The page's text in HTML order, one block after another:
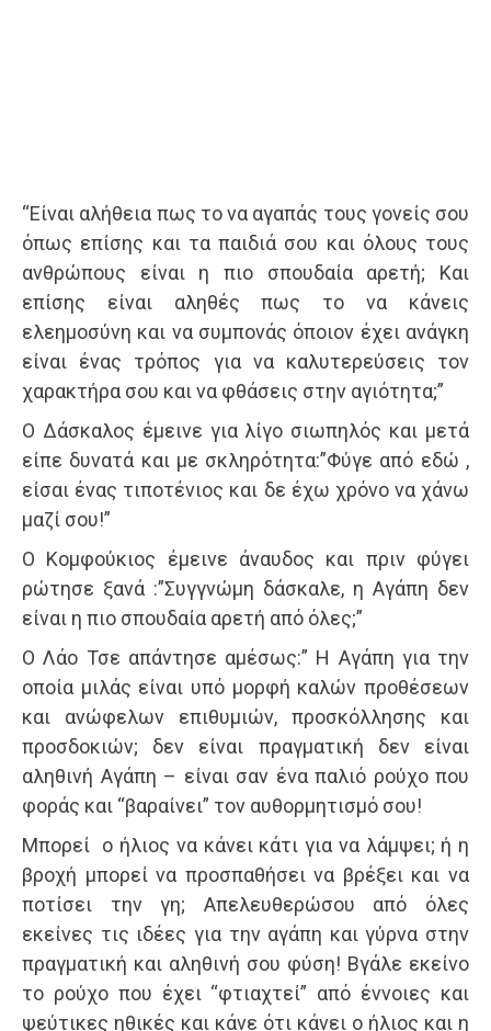
“Είναι αλήθεια πως το να αγαπάς τους γονείς σου
όπως επίσης και τα παιδιά σου και όλους τους
ανθρώπους είναι η πιο σπουδαία αρετή; Και
επίσης είναι αληθές πως το να κάνεις
ελεημοσύνη και να συμπονάς όποιον έχει ανάγκη
είναι ένας τρόπος για να καλυτερεύσεις τον
χαρακτήρα σου και να φθάσεις στην αγιότητα;”
Ο Δάσκαλος έμεινε για λίγο σιωπηλός και μετά
είπε δυνατά και με σκληρότητα:”Φύγε από εδώ ,
είσαι ένας τιποτένιος και δε έχω χρόνο να χάνω
μαζί σου!”
Ο Κομφούκιος έμεινε άναυδος και πριν φύγει
ρώτησε ξανά :”Συγγνώμη δάσκαλε, η Αγάπη δεν
είναι η πιο σπουδαία αρετή από όλες;”
Ο Λάο Τσε απάντησε αμέσως:” Η Αγάπη για την
οποία μιλάς είναι υπό μορφή καλών προθέσεων
και ανώφελων επιθυμιών, προσκόλλησης και
προσδοκιών; δεν είναι πραγματική δεν είναι
αληθινή Αγάπη – είναι σαν ένα παλιό ρούχο που
φοράς και “βαραίνει” τον αυθορμητισμό σου!
Μπορεί ο ήλιος να κάνει κάτι για να λάμψει; ή η
βροχή μπορεί να προσπαθήσει να βρέξει και να
ποτίσει την γη; Απελευθερώσου από όλες
εκείνες τις ιδέες για την αγάπη και γύρνα στην
πραγματική και αληθινή σου φύση! Βγάλε εκείνο
το ρούχο που έχει “φτιαχτεί” από έννοιες και
ψεύτικες ηθικές και κάνε ότι κάνει ο ήλιος και η